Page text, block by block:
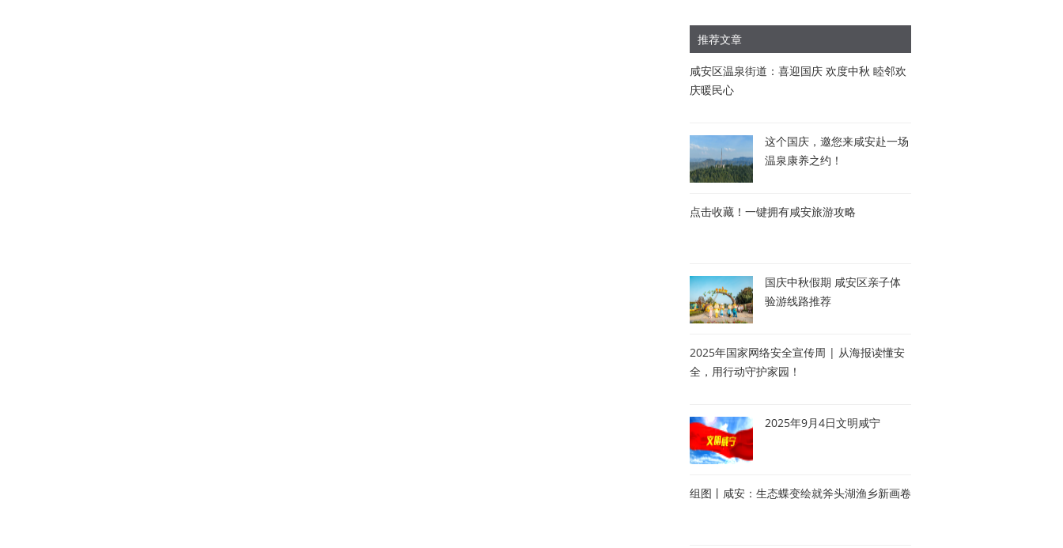
推荐文章
咸安区温泉街道：喜迎国庆 欢度中秋 睦邻欢
庆暖民心
这个国庆，邀您来咸安赴一场
温泉康养之约！
点击收藏！一键拥有咸安旅游攻略
国庆中秋假期 咸安区亲子体
验游线路推荐
2025年国家网络安全宣传周 | 从海报读懂安
全，用行动守护家园！
2025年9月4日文明咸宁
组图丨咸安：生态蝶变绘就斧头湖渔乡新画卷